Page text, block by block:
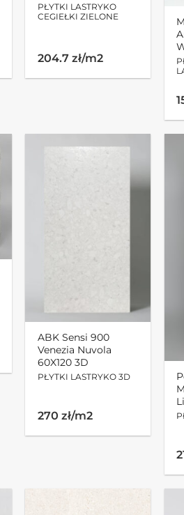
PŁYTKI LASTRYKO
CEGIEŁKI ZIELONE
204.7 zł/m2
ABK Sensi 900
Venezia Nuvola
60X120 3D
PŁYTKI LASTRYKO 3D
270 zł/m2